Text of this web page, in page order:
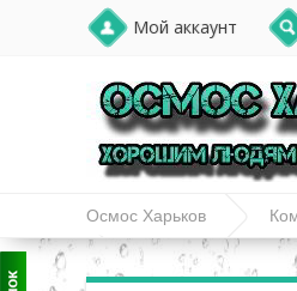
Мой аккаунт
Осмос Харьков
4042 колено 1/8” РН x